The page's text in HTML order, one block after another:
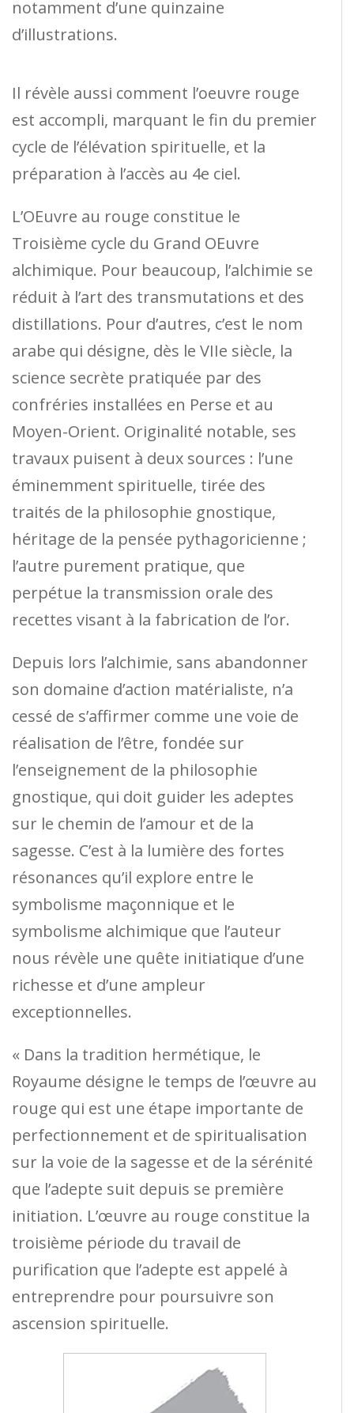
notamment d’une quinzaine
d’illustrations.
Il révèle aussi comment l’oeuvre rouge
est accompli, marquant le fin du premier
cycle de l’élévation spirituelle, et la
préparation à l’accès au 4e ciel.
L’OEuvre au rouge constitue le
Troisième cycle du Grand OEuvre
alchimique. Pour beaucoup, l’alchimie se
réduit à l’art des transmutations et des
distillations. Pour d’autres, c’est le nom
arabe qui désigne, dès le VIIe siècle, la
science secrète pratiquée par des
confréries installées en Perse et au
Moyen-Orient. Originalité notable, ses
travaux puisent à deux sources : l’une
éminemment spirituelle, tirée des
traités de la philosophie gnostique,
héritage de la pensée pythagoricienne ;
l’autre purement pratique, que
perpétue la transmission orale des
recettes visant à la fabrication de l’or.
Depuis lors l’alchimie, sans abandonner
son domaine d’action matérialiste, n’a
cessé de s’affirmer comme une voie de
réalisation de l’être, fondée sur
l’enseignement de la philosophie
gnostique, qui doit guider les adeptes
sur le chemin de l’amour et de la
sagesse. C’est à la lumière des fortes
résonances qu’il explore entre le
symbolisme maçonnique et le
symbolisme alchimique que l’auteur
nous révèle une quête initiatique d’une
richesse et d’une ampleur
exceptionnelles.
« Dans la tradition hermétique, le
Royaume désigne le temps de l’œuvre au
rouge qui est une étape importante de
perfectionnement et de spiritualisation
sur la voie de la sagesse et de la sérénité
que l’adepte suit depuis se première
initiation. L’œuvre au rouge constitue la
troisième période du travail de
purification que l’adepte est appelé à
entreprendre pour poursuivre son
ascension spirituelle.